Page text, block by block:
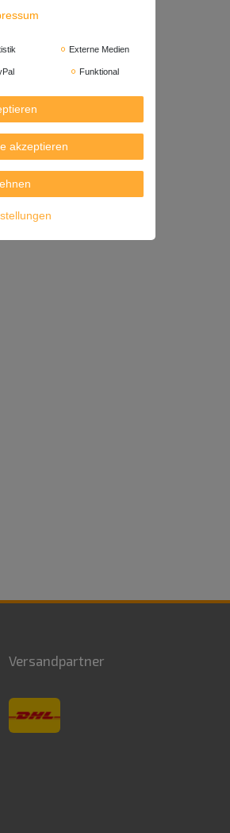
Versandpartner
Externe Medien
Funktional
akzeptieren